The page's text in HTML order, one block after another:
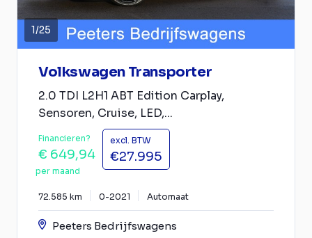
1/25
Volkswagen Transporter
2.0 TDI L2H1 ABT Edition Carplay,
Sensoren, Cruise, LED,...
Financieren?
€ 649,94
per maand
excl. BTW
€27.995
72.585 km 0-2021 Automaat
Peeters Bedrijfswagens